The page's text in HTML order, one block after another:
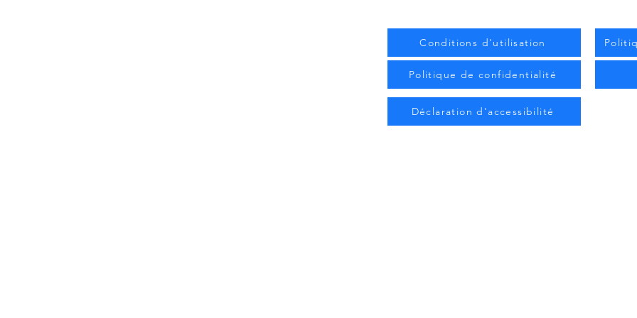
Conditions d'utilisation
Politique de confidentialité
Déclaration d'accessibilité